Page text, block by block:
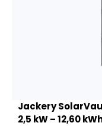
Jackery
2,5 kW – 12,60